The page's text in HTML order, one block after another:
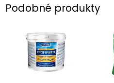
Podobné produkty